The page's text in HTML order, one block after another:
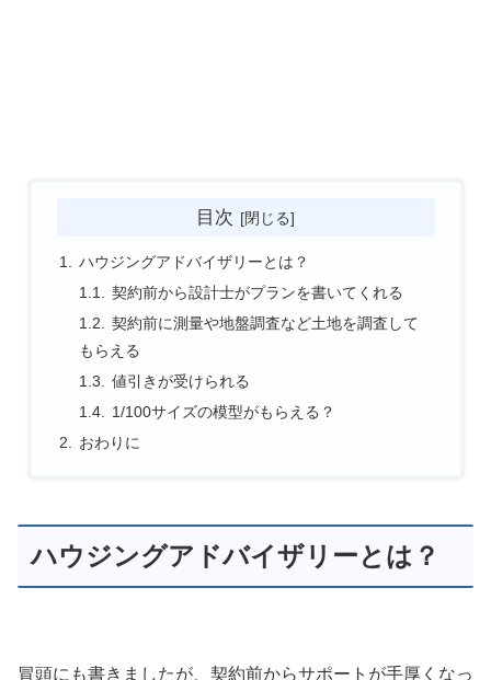
目次
ハウジングアドバイザリーとは？
契約前から設計士がプランを書いてくれる
契約前に測量や地盤調査など土地を調査して
もらえる
値引きが受けられる
1/100サイズの模型がもらえる？
おわりに
ハウジングアドバイザリーとは？
冒頭にも書きましたが、契約前からサポートが手厚くなっ